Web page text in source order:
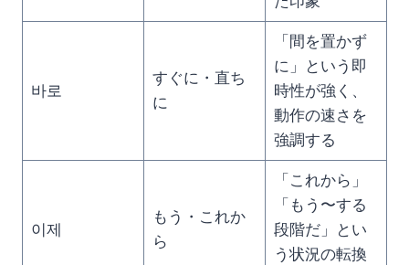
바로
すぐに・直ち
に
「間を置かず
に」という即
時性が強く、
動作の速さを
強調する
이제
もう・これか
ら
「これから」
「もう〜する
段階だ」とい
う状況の転換